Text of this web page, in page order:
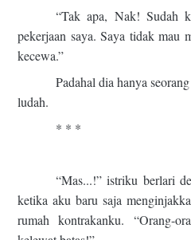
“Tak apa, Nak! Sudah
pekerjaan saya. Saya tidak mau
kecewa.”
Padahal dia hanya
ludah.
* * *
“Mas...!” istriku berlari
ketika aku baru saja
rumah kontrakanku. “Orang-